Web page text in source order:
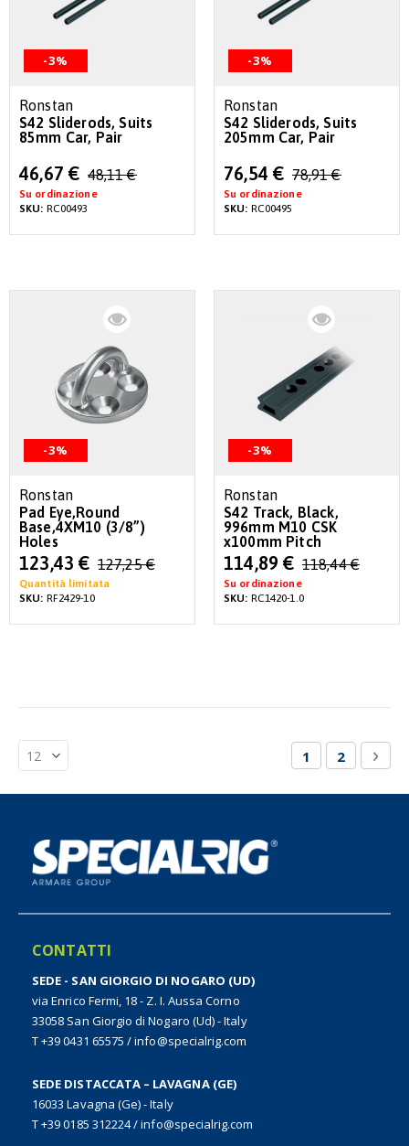
-3%
Ronstan
S42 Sliderods, Suits
85mm Car, Pair
Special
Price
46,67 € 48,11 €
Su ordinazione
SKU: RC00493
-3%
Ronstan
S42 Sliderods, Suits
205mm Car, Pair
Special
Price
76,54 € 78,91 €
Su ordinazione
SKU: RC00495
-3%
Ronstan
Pad Eye,Round
Base,4XM10 (3/8”)
Holes
Special
Price
123,43 € 127,25 €
Quantità limitata
SKU: RF2429-10
-3%
Ronstan
S42 Track, Black,
996mm M10 CSK
x100mm Pitch
Special
Price
114,89 € 118,44 €
Su ordinazione
SKU: RC1420-1.0
Pagina
Attualmente
1 Pagina
2
CONTATTI
SEDE - SAN GIORGIO DI NOGARO (UD)
via Enrico Fermi, 18 - Z. I. Aussa Corno
33058 San Giorgio di Nogaro (Ud) - Italy
T +39 0431 65575 /info@specialrig.com
SEDE DISTACCATA – LAVAGNA (GE)
16033 Lavagna (Ge) - Italy
T +39 0185 312224/info@specialrig.com